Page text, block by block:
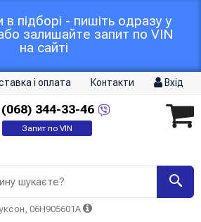
підборі - пишіть одразу у
залишайте запит по VIN
на сайті
і оплата Контакти Вхід
(068) 344-33-46
Запит по VIN
шукаєте?
06H905601A